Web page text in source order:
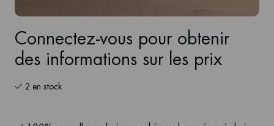
Connectez-vous pour obtenir
des informations sur les prix
2 en stock